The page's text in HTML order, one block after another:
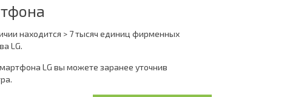
находится > 7 тысяч единиц фирменных
LG.
LG вы можете заранее уточнив